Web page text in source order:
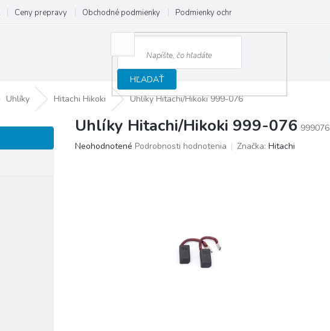
Ceny prepravy Obchodné podmienky Podmienky ochrany osobných údajov
HĽADAŤ
Uhlíky Hitachi Hikoki Uhlíky Hitachi/Hikoki 999-076
Uhlíky Hitachi/Hikoki 999-076 999076
Priemerné
Neohodnotené Podrobnosti hodnotenia Značka: Hitachi